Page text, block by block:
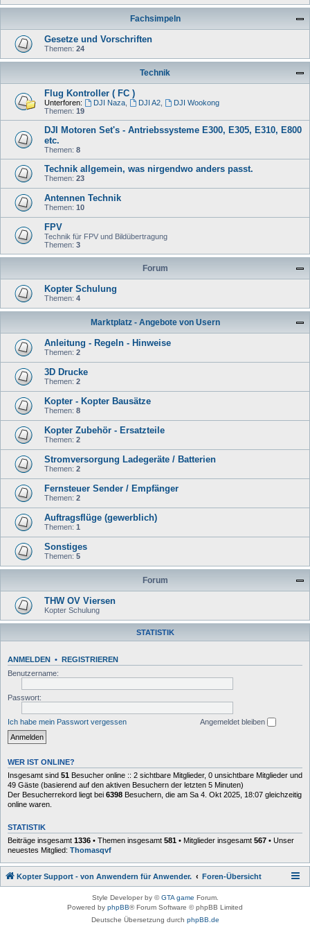
Fachsimpeln
Gesetze und Vorschriften
Themen: 24
Technik
Flug Kontroller ( FC )
Unterforen: DJI Naza, DJI A2,
DJI Wookong
Themen: 19
DJI Motoren Set's - Antriebssysteme E300, E305, E310, E800
etc.
Themen: 8
Technik allgemein, was nirgendwo anders passt.
Themen: 23
Antennen Technik
Themen: 10
FPV
Technik für FPV und Bildübertragung
Themen: 3
Forum
Kopter Schulung
Themen: 4
Marktplatz - Angebote von Usern
Anleitung - Regeln - Hinweise
Themen: 2
3D Drucke
Themen: 2
Kopter - Kopter Bausätze
Themen: 8
Kopter Zubehör - Ersatzteile
Themen: 2
Stromversorgung Ladegeräte / Batterien
Themen: 2
Fernsteuer Sender / Empfänger
Themen: 2
Auftragsflüge (gewerblich)
Themen: 1
Sonstiges
Themen: 5
Forum
THW OV Viersen
Kopter Schulung
STATISTIK
ANMELDEN • REGISTRIEREN
Benutzername:
Passwort:
Ich habe mein Passwort vergessen Angemeldet bleiben
WER IST ONLINE?
Insgesamt sind 51 Besucher online :: 2 sichtbare Mitglieder, 0 unsichtbare Mitglieder und
49 Gäste (basierend auf den aktiven Besuchern der letzten 5 Minuten)
Der Besucherrekord liegt bei 6398 Besuchern, die am Sa 4. Okt 2025, 18:07 gleichzeitig
online waren.
STATISTIK
Beiträge insgesamt 1336 • Themen insgesamt 581 • Mitglieder insgesamt 567 • Unser
neuestes Mitglied: Thomasqvf
Kopter Support - von Anwendern für Anwender. Foren-Übersicht
Style Developer by ©GTA game Forum.
Powered by phpBB® Forum Software © phpBB Limited
Deutsche Übersetzung durch phpBB.de